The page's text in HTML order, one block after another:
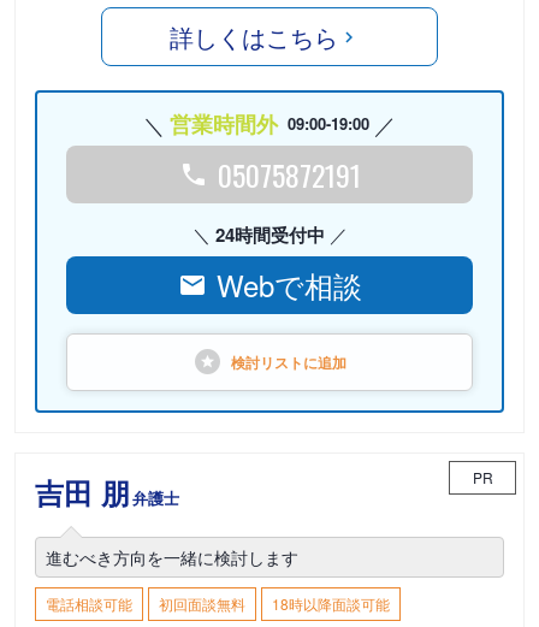
詳しくはこちら
営業時間外 09:00-19:00
05075872191
24時間受付中
Webで相談
検討リストに追加
吉田 朋弁護士
PR
進むべき方向を一緒に検討します
電話相談可能 初回面談無料 18時以降面談可能